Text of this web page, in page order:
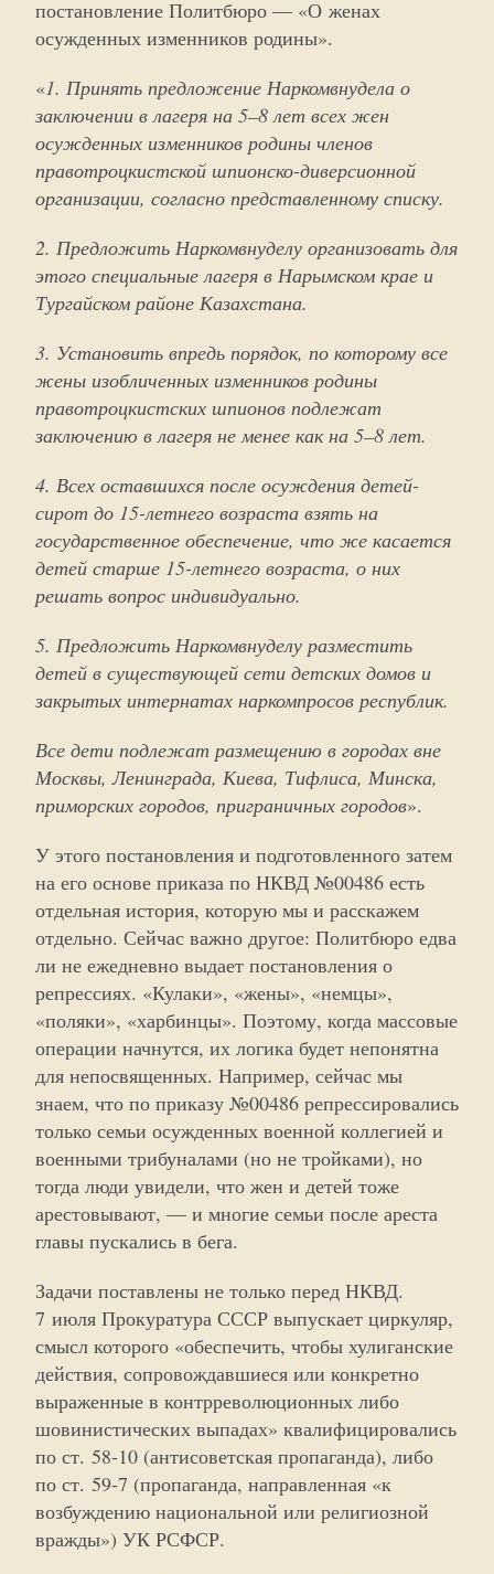
постановление Политбюро — «О женах
осужденных изменников родины».
«1. Принять предложение Наркомвнудела о
заключении в лагеря на 5–8 лет всех жен
осужденных изменников родины членов
правотроцкистской шпионско-диверсионной
организации, согласно представленному списку.
2. Предложить Наркомвнуделу организовать для
этого специальные лагеря в Нарымском крае и
Тургайском районе Казахстана.
3. Установить впредь порядок, по которому все
жены изобличенных изменников родины
правотроцкистских шпионов подлежат
заключению в лагеря не менее как на 5–8 лет.
4. Всех оставшихся после осуждения детей-
сирот до 15-летнего возраста взять на
государственное обеспечение, что же касается
детей старше 15-летнего возраста, о них
решать вопрос индивидуально.
5. Предложить Наркомвнуделу разместить
детей в существующей сети детских домов и
закрытых интернатах наркомпросов республик.
Все дети подлежат размещению в городах вне
Москвы, Ленинграда, Киева, Тифлиса, Минска,
приморских городов, приграничных городов».
У этого постановления и подготовленного затем
на его основе приказа по НКВД №00486 есть
отдельная история, которую мы и расскажем
отдельно. Сейчас важно другое: Политбюро едва
ли не ежедневно выдает постановления о
репрессиях. «Кулаки», «жены», «немцы»,
«поляки», «харбинцы». Поэтому, когда массовые
операции начнутся, их логика будет непонятна
для непосвященных. Например, сейчас мы
знаем, что по приказу №00486 репрессировались
только семьи осужденных военной коллегией и
военными трибуналами (но не тройками), но
тогда люди увидели, что жен и детей тоже
арестовывают, — и многие семьи после ареста
главы пускались в бега.
Задачи поставлены не только перед НКВД.
7 июля Прокуратура СССР выпускает циркуляр,
смысл которого «обеспечить, чтобы хулиганские
действия, сопровождавшиеся или конкретно
выраженные в контрреволюционных либо
шовинистических выпадах» квалифицировались
по ст. 58-10 (антисоветская пропаганда), либо
по ст. 59-7 (пропаганда, направленная «к
возбуждению национальной или религиозной
вражды») УК РСФСР.